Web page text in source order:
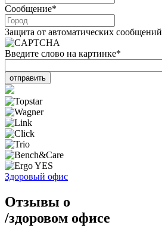
Сообщение*
Защита от автоматических сообщений
Введите слово на картинке*
Здоровый офис
Отзывы о
/здоровом офисе